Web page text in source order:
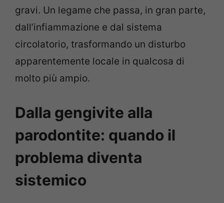
gravi. Un legame che passa, in gran parte,
dall’infiammazione e dal sistema
circolatorio, trasformando un disturbo
apparentemente locale in qualcosa di
molto più ampio.
Dalla gengivite alla
parodontite: quando il
problema diventa
sistemico